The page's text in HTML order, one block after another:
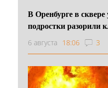
В Оренбурге в
подростки разорили
6 августа 18:06 3